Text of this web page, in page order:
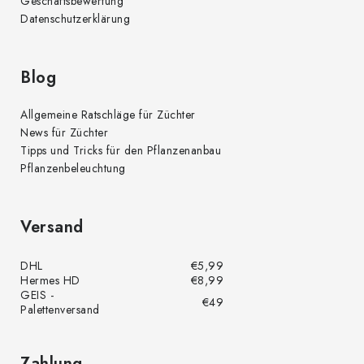
Datenschutzerklärung
Blog
Allgemeine Ratschläge für Züchter
News für Züchter
Tipps und Tricks für den Pflanzenanbau
Pflanzenbeleuchtung
Versand
DHL
€5,99
Hermes HD
€8,99
GEIS -
Palettenversand
€49